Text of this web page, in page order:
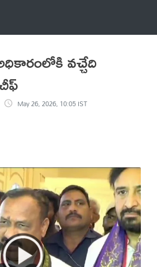
వచ్చేది
May 26, 2026, 10:05 IST